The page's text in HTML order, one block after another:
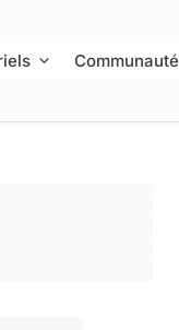
Communauté